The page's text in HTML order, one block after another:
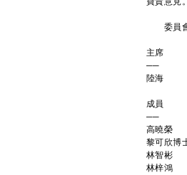
委員會
主席
──
陸海
成員
──
高曉榮
黎可欣博
林智彬
林梓鴻